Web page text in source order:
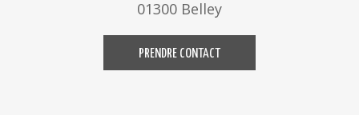
01300 Belley
PRENDRE CONTACT